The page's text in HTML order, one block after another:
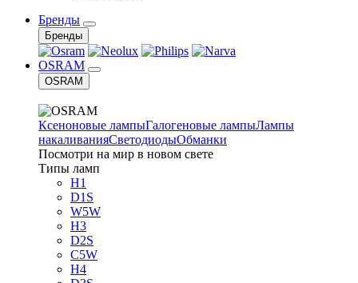
Бренды
Бренды
OSRAM
OSRAM
Ксеноновые лампыГалогеновые лампыЛампы
накаливанияСветодиодыОбманки
Посмотри на мир в новом свете
Типы ламп
H1
D1S
W5W
H3
D2S
C5W
H4